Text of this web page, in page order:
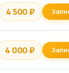
4 500 ₽
4 000 ₽